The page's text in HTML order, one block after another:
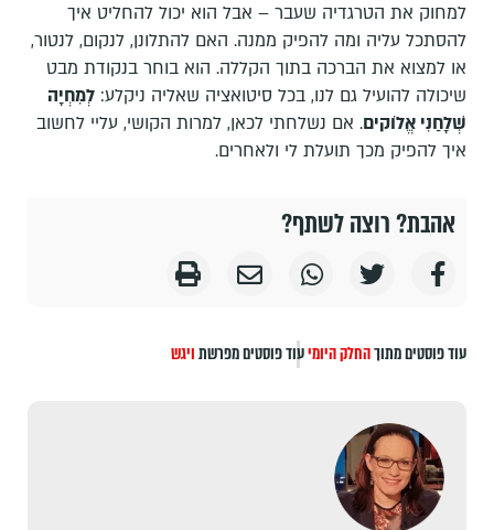
למחוק את הטרגדיה שעבר – אבל הוא יכול להחליט איך
להסתכל עליה ומה להפיק ממנה. האם להתלונן, לנקום, לנטור,
או למצוא את הברכה בתוך הקללה. הוא בוחר בנקודת מבט
שיכולה להועיל גם לנו, בכל סיטואציה שאליה ניקלע: לְמִחְיָה
שְׁלָחַנִי אֱלֹוקים. אם נשלחתי לכאן, למרות הקושי, עליי לחשוב
איך להפיק מכך תועלת לי ולאחרים.
אהבת? רוצה לשתף?
עוד פוסטים מתוךהחלק היומיעוד פוסטים מפרשתויגש